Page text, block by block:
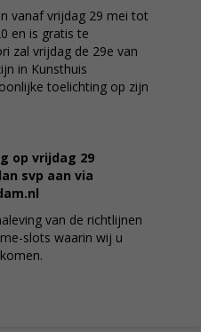
vanaf vrijdag 29 mei tot
en is gratis te
zal vrijdag de 29e van
in Kunsthuis
toelichting op zijn
op vrijdag 29
svp aan via
van de richtlijnen
slots waarin wij u